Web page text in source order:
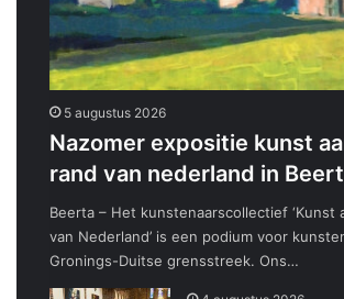
5 augustus 2026
Nazomer expositie kunst
rand van nederland in
Beerta – Het kunstenaarscollectief ‘Kunst
van Nederland’ is een podium voor
Gronings-Duitse grensstreek. Ons…